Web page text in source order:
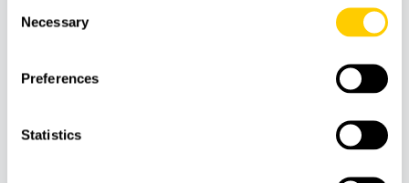
Selection
Necessary
Preferences
Statistics
Gastos personales
Características